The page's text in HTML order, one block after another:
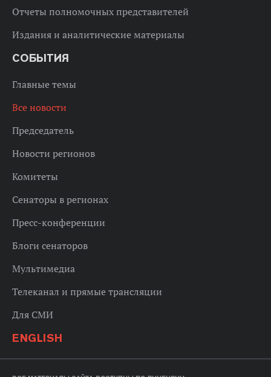
Отчеты полномочных представителей
Издания и аналитические материалы
СОБЫТИЯ
Главные темы
Все новости
Председатель
Новости регионов
Комитеты
Сенаторы в регионах
Пресс-конференции
Блоги сенаторов
Мультимедиа
Телеканал и прямые трансляции
Для СМИ
ENGLISH